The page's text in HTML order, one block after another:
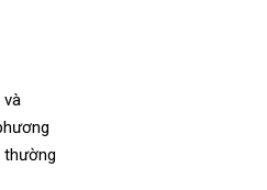
và
thường